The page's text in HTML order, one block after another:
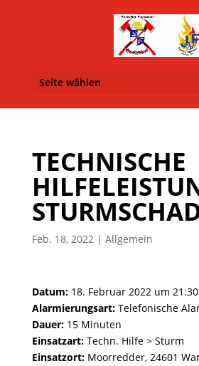
Seite wählen
TECHNISCHE
Feb. 18, 2022| Allgemein
Datum:18. Februar 2022 um
Alarmierungsart:Telefonische
Dauer:15 Minuten
Einsatzart:Techn. Hilfe > Sturm
Einsatzort:Moorredder, 24601